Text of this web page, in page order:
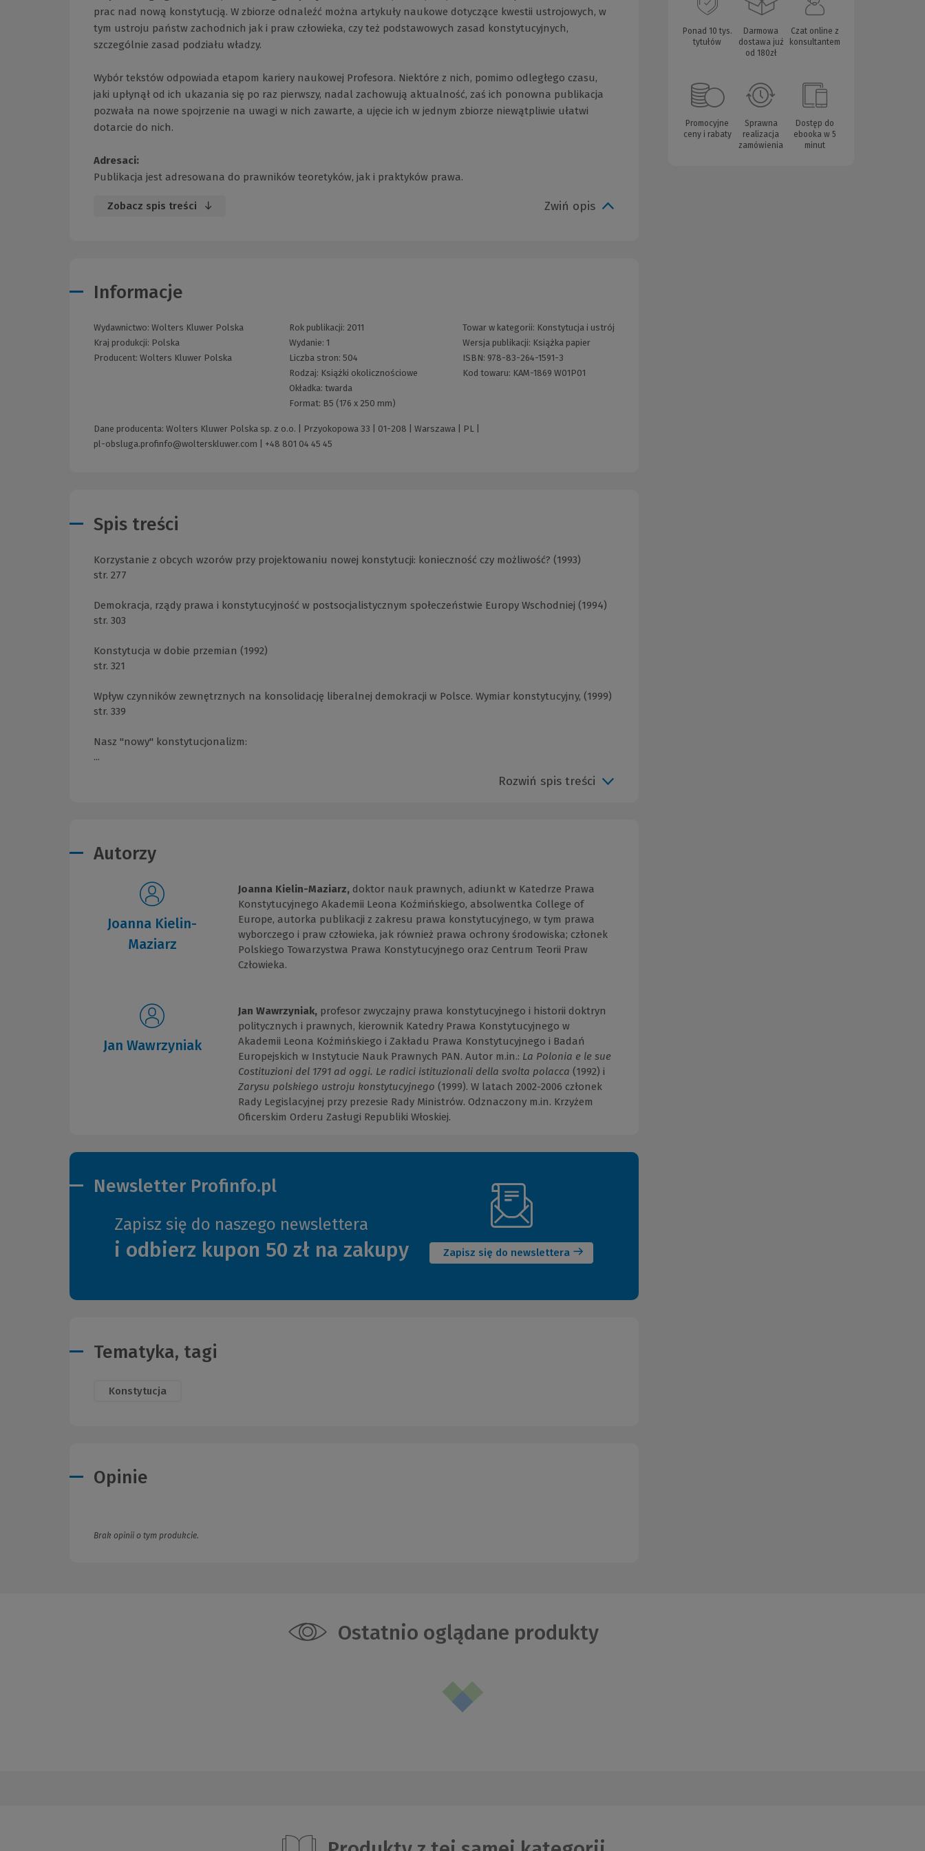
prac nad nową konstytucją. W zbiorze odnaleźć można artykuły naukowe dotyczące kwestii ustrojowych, w
tym ustroju państw zachodnich jak i praw człowieka, czy też podstawowych zasad konstytucyjnych,
szczególnie zasad podziału władzy.
Wybór tekstów odpowiada etapom kariery naukowej Profesora. Niektóre z nich, pomimo odległego czasu,
jaki upłynął od ich ukazania się po raz pierwszy, nadal zachowują aktualność, zaś ich ponowna publikacja
pozwała na nowe spojrzenie na uwagi w nich zawarte, a ujęcie ich w jednym zbiorze niewątpliwie ułatwi
dotarcie do nich.
Adresaci:
Publikacja jest adresowana do prawników teoretyków, jak i praktyków prawa.
Zobacz spis treści Zwiń opis
Informacje
Wydawnictwo: Wolters Kluwer Polska
Kraj produkcji: Polska
Producent: Wolters Kluwer Polska
Rok publikacji: 2011
Wydanie: 1
Liczba stron: 504
Rodzaj: Książki okolicznościowe
Okładka: twarda
Format: B5 (176 x 250 mm)
Towar w kategorii: Konstytucja i ustrój
Wersja publikacji: Książka papier
ISBN: 978-83-264-1591-3
Kod towaru: KAM-1869 W01P01
Dane producenta: Wolters Kluwer Polska sp. z o.o. | Przyokopowa 33 | 01-208 | Warszawa | PL |
pl-obsluga.profinfo@wolterskluwer.com
+48 801 04 45 45
Spis treści
Korzystanie z obcych wzorów przy projektowaniu nowej konstytucji: konieczność czy możliwość? (1993)
str. 277
Demokracja, rządy prawa i konstytucyjność w postsocjalistycznym społeczeństwie Europy Wschodniej (1994)
str. 303
Konstytucja w dobie przemian (1992)
str. 321
Wpływ czynników zewnętrznych na konsolidację liberalnej demokracji w Polsce. Wymiar konstytucyjny, (1999)
str. 339
Nasz "nowy" konstytucjonalizm:
...
Rozwiń spis treści
Autorzy
Joanna Kielin-
Maziarz
Joanna Kielin-Maziarz, doktor nauk prawnych, adiunkt w Katedrze Prawa
Konstytucyjnego Akademii Leona Koźmińskiego, absolwentka College of
Europe, autorka publikacji z zakresu prawa konstytucyjnego, w tym prawa
wyborczego i praw człowieka, jak również prawa ochrony środowiska; członek
Polskiego Towarzystwa Prawa Konstytucyjnego oraz Centrum Teorii Praw
Człowieka.
Jan Wawrzyniak
Jan Wawrzyniak, profesor zwyczajny prawa konstytucyjnego i historii doktryn
politycznych i prawnych, kierownik Katedry Prawa Konstytucyjnego w
Akademii Leona Koźmińskiego i Zakładu Prawa Konstytucyjnego i Badań
Europejskich w Instytucie Nauk Prawnych PAN. Autor m.in.: La Polonia e le sue
Costituzioni del 1791 ad oggi. Le radici istituzionali della svolta polacca (1992) i
Zarysu polskiego ustroju konstytucyjnego (1999). W latach 2002-2006 członek
Rady Legislacyjnej przy prezesie Rady Ministrów. Odznaczony m.in. Krzyżem
Oficerskim Orderu Zasługi Republiki Włoskiej.
Newsletter Profinfo.pl
Zapisz się do naszego newslettera
i odbierz kupon 50 zł na zakupy Zapisz się do newslettera
okno)
Tematyka, tagi
Konstytucja
Opinie
Brak opinii o tym produkcie.
Ponad 10 tys.
tytułów
Darmowa
dostawa już
od 180zł
Czat online z
konsultantem
Promocyjne
ceny i rabaty
Sprawna
realizacja
zamówienia
Dostęp do
ebooka w 5
minut
Ostatnio oglądane produkty